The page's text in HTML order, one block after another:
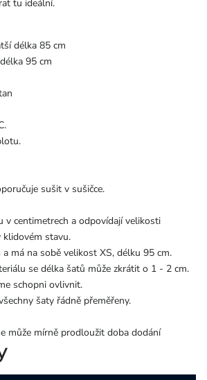
tu ideální.
délka 85 cm
95 cm
sušit v sušičce.
v centimetrech a odpovídají velikosti
stavu.
má na sobě velikost XS, délku 95 cm.
se délka šatů může zkrátit o 1 - 2 cm.
schopni ovlivnit.
šaty řádně přeměřeny.
může mírně prodloužit doba dodání